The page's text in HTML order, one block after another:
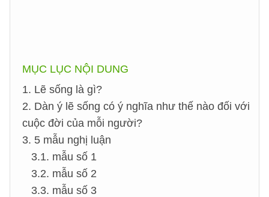
MỤC LỤC NỘI DUNG
1. Lẽ sống là gì?
2. Dàn ý lẽ sống có ý nghĩa như thế nào đối với
cuộc đời của mỗi người?
3. 5 mẫu nghị luận
3.1. mẫu số 1
3.2. mẫu số 2
3.3. mẫu số 3